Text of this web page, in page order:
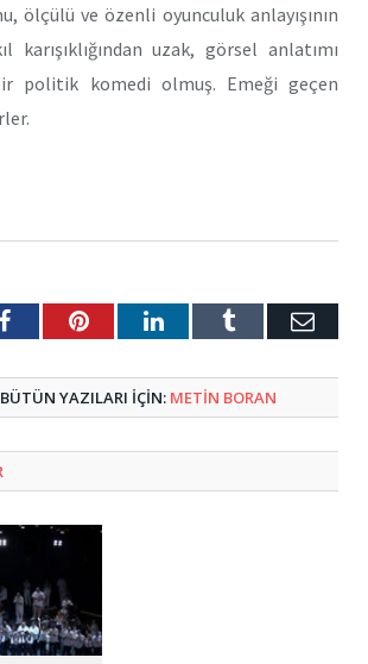
ölçülü ve özenli oyunculuk anlayışının
karışıklığından uzak, görsel anlatımı
politik komedi olmuş. Emeği geçen
FacebookPinterestLinkedInTumblr E-
YAZILARI IÇIN: METIN BORAN